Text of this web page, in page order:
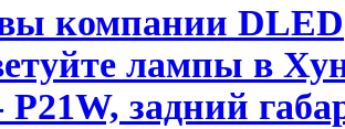
компании DLED
лампы в
задний